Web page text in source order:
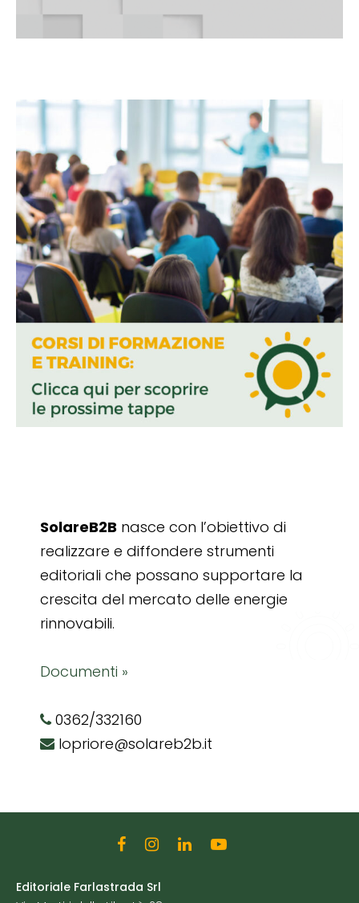
SolareB2B nasce con l’obiettivo di
realizzare e diffondere strumenti
editoriali che possano supportare la
crescita del mercato delle energie
rinnovabili.
Documenti »
0362/332160
lopriore@solareb2b.it
Editoriale Farlastrada Srl